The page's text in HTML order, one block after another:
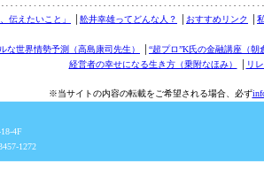
伝えたいこと」 舩井幸雄ってどんな人？ おすすめリンク
な世界情勢予測（高島康司先生）
“超プロ”K氏の金融講座（朝
経営者の幸せになる生き方（乗附なほみ）
リ
※当サイトの内容の転載をご希望される場合、必ず
4F
1272